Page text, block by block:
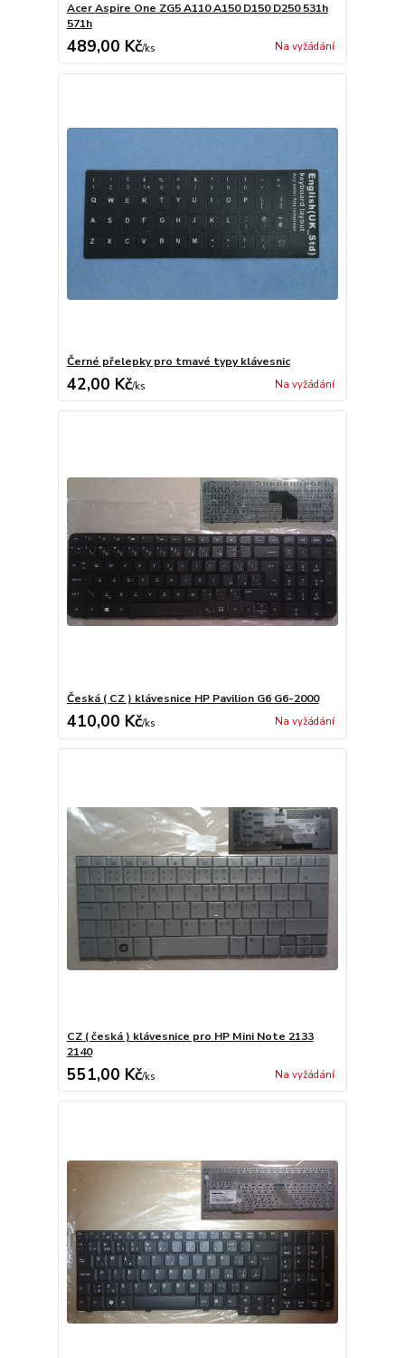
Acer Aspire One ZG5 A110 A150 D150 D250 531h
571h
489,00 Kč/ks Na vyžádání
Černé přelepky pro tmavé typy klávesnic
42,00 Kč/ks Na vyžádání
Česká ( CZ ) klávesnice HP Pavilion G6 G6-2000
410,00 Kč/ks Na vyžádání
CZ ( česká ) klávesnice pro HP Mini Note 2133
2140
551,00 Kč/ks Na vyžádání